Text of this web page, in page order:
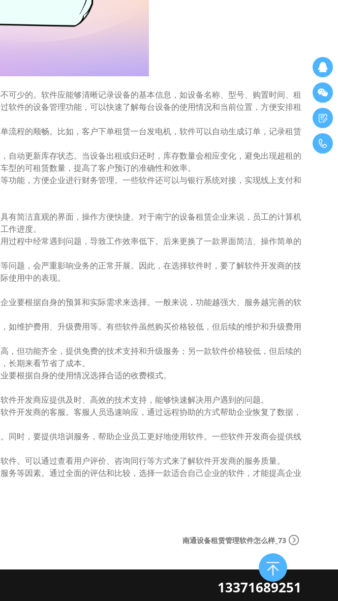
少的。软件应能够清晰记录设备的基本信息，如设备名称、型号、购置时间、租
件的设备管理功能，可以快速了解每台设备的使用情况和当前位置，方便安排租
程的顺畅。比如，客户下单租赁一台发电机，软件可以自动生成订单，记录租赁
动更新库存状态。当设备出租或归还时，库存数量会相应变化，避免出现超租的
的可租赁数量，提高了客户预订的准确性和效率。
能，方便企业进行财务管理。一些软件还可以与银行系统对接，实现线上支付和
简洁直观的界面，操作方便快捷。对于南宁的设备租赁企业来说，员工的计算机
作进度。
程中经常遇到问题，导致工作效率低下。后来更换了一款界面简洁、操作简单的
题，会严重影响业务的正常开展。因此，在选择软件时，要了解软件开发商的技
使用中的表现。
要根据自身的预算和实际需求来选择。一般来说，功能越强大、服务越完善的软
维护费用、升级费用等。有些软件虽然购买价格较低，但后续的维护和升级费用
但功能齐全，提供免费的技术支持和升级服务；另一款软件价格较低，但后续的
长期来看节省了成本。
根据自身的使用情况选择合适的收费模式。
开发商应提供及时、高效的技术支持，能够快速解决用户遇到的问题。
开发商的客服。客服人员迅速响应，通过远程协助的方式帮助企业恢复了数据，
时，要提供培训服务，帮助企业员工更好地使用软件。一些软件开发商会提供线
。可以通过查看用户评价、咨询同行等方式来了解软件开发商的服务质量。
等因素。通过全面的评估和比较，选择一款适合自己企业的软件，才能提高企业
南通设备租赁管理软件怎么样_73
13371689251